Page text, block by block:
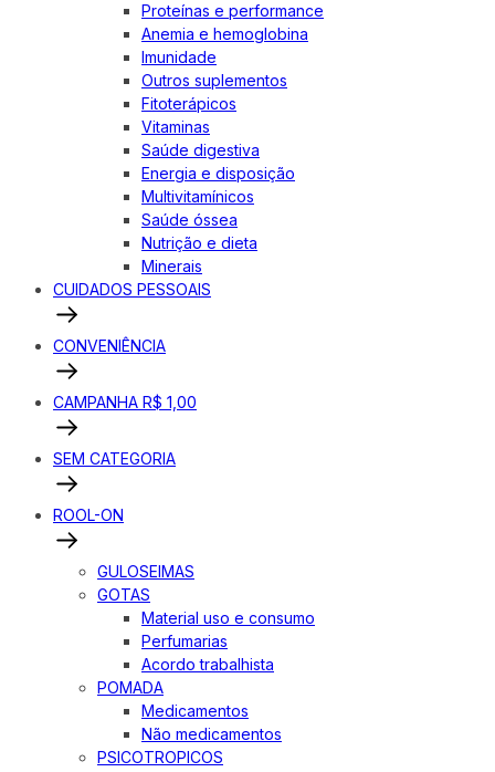
Proteínas e performance
Anemia e hemoglobina
Imunidade
Outros suplementos
Fitoterápicos
Vitaminas
Saúde digestiva
Energia e disposição
Multivitamínicos
Saúde óssea
Nutrição e dieta
Minerais
CUIDADOS PESSOAIS
CONVENIÊNCIA
CAMPANHA R$ 1,00
SEM CATEGORIA
ROOL-ON
GULOSEIMAS
GOTAS
Material uso e consumo
Perfumarias
Acordo trabalhista
POMADA
Medicamentos
Não medicamentos
PSICOTROPICOS